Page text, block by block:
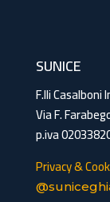
SUNICE
F.lli Casalboni
Via F.
p.iva
Privacy &